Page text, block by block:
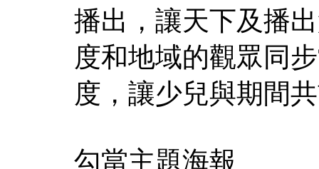
播出，讓天下及播
度和地域的觀眾同
度，讓少兒與期間
勾當主題海報